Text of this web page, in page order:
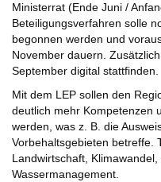
Ministerrat (Ende Juni /
Beteiligungsverfahren solle
begonnen werden und
November dauern.
September digital stattfinden.
Mit dem LEP sollen den
deutlich mehr Kompetenzen
werden, was z. B. die
Vorbehaltsgebieten betreffe.
Landwirtschaft,
Wassermanagement.